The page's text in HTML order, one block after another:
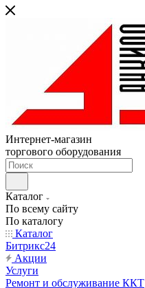
Интернет-магазин
торгового оборудования
Каталог
По всему сайту
По каталогу
Каталог
Битрикс24
Акции
Услуги
Ремонт и обслуживание ККТ